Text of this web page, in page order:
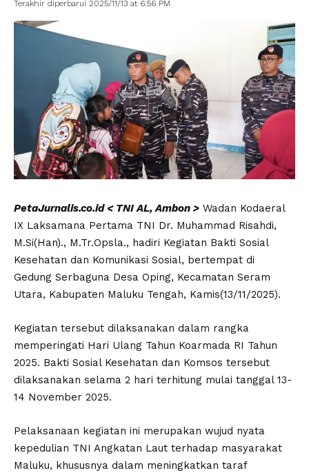
Terakhir diperbarui 2025/11/13 at 6:56 PM
PetaJurnalis.co.id < TNI AL, Ambon > Wadan Kodaeral
IX Laksamana Pertama TNI Dr. Muhammad Risahdi,
M.Si(Han)., M.Tr.Opsla., hadiri Kegiatan Bakti Sosial
Kesehatan dan Komunikasi Sosial, bertempat di
Gedung Serbaguna Desa Oping, Kecamatan Seram
Utara, Kabupaten Maluku Tengah, Kamis(13/11/2025).
Kegiatan tersebut dilaksanakan dalam rangka
memperingati Hari Ulang Tahun Koarmada RI Tahun
2025. Bakti Sosial Kesehatan dan Komsos tersebut
dilaksanakan selama 2 hari terhitung mulai tanggal 13-
14 November 2025.
Pelaksanaan kegiatan ini merupakan wujud nyata
kepedulian TNI Angkatan Laut terhadap masyarakat
Maluku, khususnya dalam meningkatkan taraf